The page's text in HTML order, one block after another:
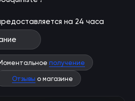
на 24 часа
получение
Отзывы о магазине